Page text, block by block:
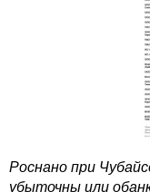
Роснано при
убыточны или